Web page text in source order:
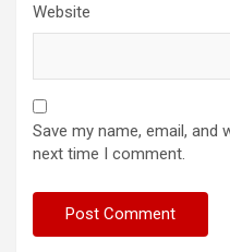
Website
Save my name, email,
next time I comment.